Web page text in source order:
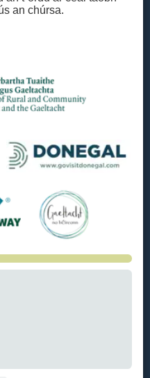
an chúrsa.